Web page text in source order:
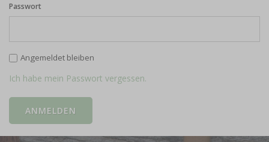
Passwort
Angemeldet bleiben
Ich habe mein Passwort vergessen.